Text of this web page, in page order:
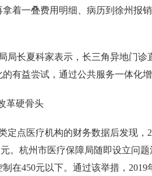
着一叠费用明细、病历到徐州报
局长夏科家表示，长三角异地门
有益尝试，通过公共服务一体化增
革硬骨头
定点医疗机构的财务数据后发现
元。杭州市医疗保障局随即设立问
在450元以下。通过该举措，